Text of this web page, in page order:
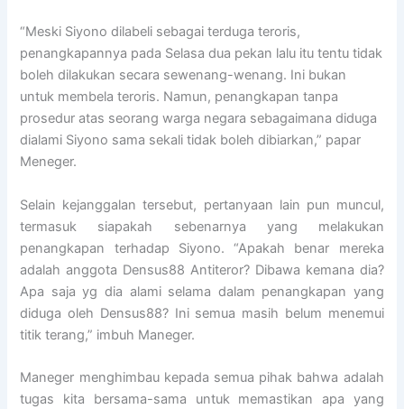
“Meski Siyono dilabeli sebagai terduga teroris,
penangkapannya pada Selasa dua pekan lalu itu tentu tidak
boleh dilakukan secara sewenang-wenang. Ini bukan
untuk membela teroris. Namun, penangkapan tanpa
prosedur atas seorang warga negara sebagaimana diduga
dialami Siyono sama sekali tidak boleh dibiarkan,” papar
Meneger.
Selain kejanggalan tersebut, pertanyaan lain pun muncul,
termasuk siapakah sebenarnya yang melakukan
penangkapan terhadap Siyono. “Apakah benar mereka
adalah anggota Densus88 Antiteror? Dibawa kemana dia?
Apa saja yg dia alami selama dalam penangkapan yang
diduga oleh Densus88? Ini semua masih belum menemui
titik terang,” imbuh Maneger.
Maneger menghimbau kepada semua pihak bahwa adalah
tugas kita bersama-sama untuk memastikan apa yang